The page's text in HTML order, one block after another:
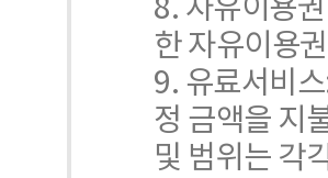
8. 자유이용
한 자유이용
9. 유료서비
정 금액을 지
및 범위는 각